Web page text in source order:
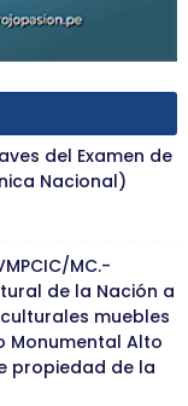
del Examen de
Nacional)
MC.-
de la Nación a
muebles
Monumental Alto
propiedad de la